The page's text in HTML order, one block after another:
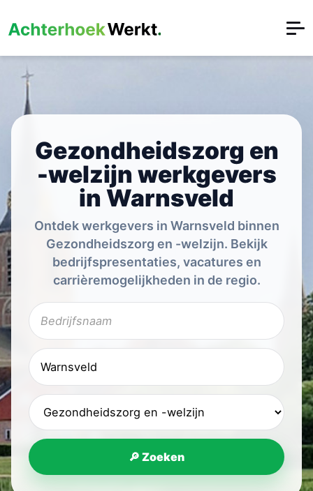
Gezondheidszorg en
-welzijn werkgevers
in Warnsveld
Ontdek werkgevers in Warnsveld binnen
Gezondheidszorg en -welzijn. Bekijk
bedrijfspresentaties, vacatures en
carrièremogelijkheden in de regio.
🔎 Zoeken